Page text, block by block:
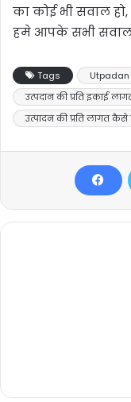
का कोई भी सवाल
हमे आपके सभी
Tags
Utpadan
उत्पदान की प्रति इकाई
उत्पादन की प्रति लागत